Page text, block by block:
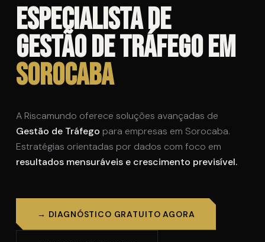
Especialista de
Gestão de Tráfego em
Sorocaba
A Riscamundo oferece soluções avançadas de
Gestão de Tráfego para empresas em Sorocaba.
Estratégias orientadas por dados com foco em
resultados mensuráveis e crescimento previsível.
→ DIAGNÓSTICO GRATUITO AGORA